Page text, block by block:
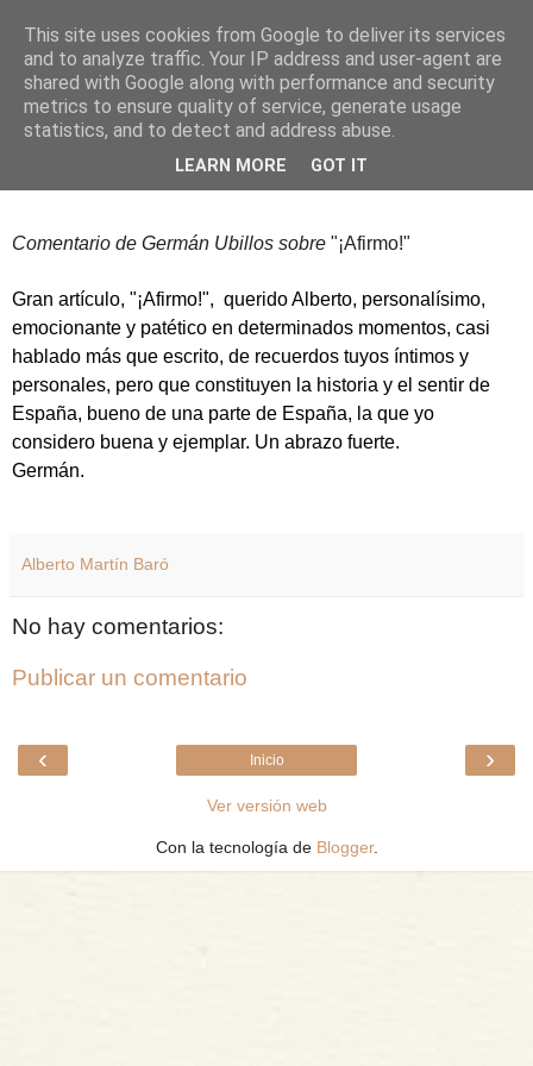
Alberto Martín Baró
11 de marzo de 2018
Sobre "¡Afirmo!"
Comentario de Germán Ubillos sobre "¡Afirmo!"
Gran artículo, "¡Afirmo!", querido Alberto, personalísimo,
emocionante y patético en determinados momentos, casi
hablado más que escrito, de recuerdos tuyos íntimos y
personales, pero que constituyen la historia y el sentir de
España, bueno de una parte de España, la que yo
considero buena y ejemplar. Un abrazo fuerte.
Germán.
Alberto Martín Baró
No hay comentarios:
Publicar un comentario
‹ ›
Inicio
Ver versión web
Con la tecnología de Blogger.
This site uses cookies from Google to deliver its services
and to analyze traffic. Your IP address and user-agent are
shared with Google along with performance and security
metrics to ensure quality of service, generate usage
statistics, and to detect and address abuse.
LEARN MORE GOT IT